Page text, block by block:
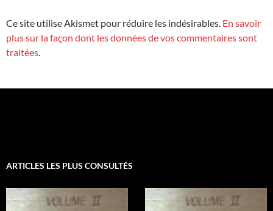
Ce site utilise Akismet pour réduire les indésirables. En savoir
plus sur la façon dont les données de vos commentaires sont
traitées.
ARTICLES LES PLUS CONSULTÉS